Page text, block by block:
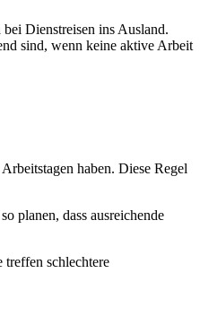
Dienstreisen ins Ausland.
sind, wenn keine aktive Arbeit
haben. Diese Regel
planen, dass ausreichende
treffen schlechtere